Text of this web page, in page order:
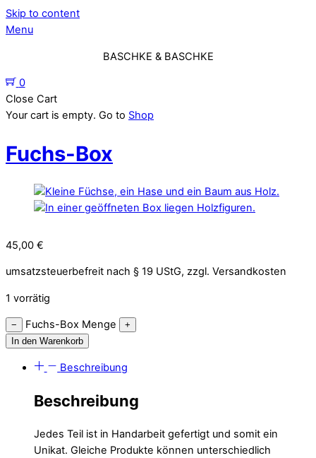
Skip to content
Menu
BASCHKE & BASCHKE
0
Close Cart
Your cart is empty. Go to Shop
Fuchs-Box
45,00 €
umsatzsteuerbefreit nach § 19 UStG, zzgl. Versandkosten
1 vorrätig
− Fuchs-Box Menge
+
In den Warenkorb
Beschreibung
Beschreibung
Jedes Teil ist in Handarbeit gefertigt und somit ein
Unikat. Gleiche Produkte können unterschiedlich